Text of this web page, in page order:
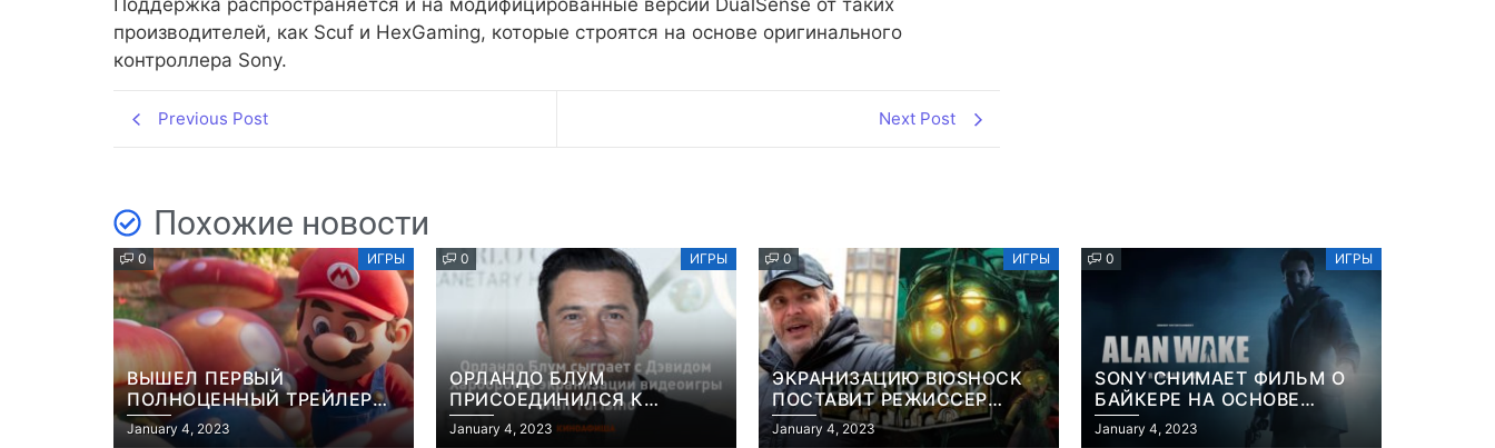
Поддержка распространяется и на модифицированные версии DualSense от таких
производителей, как Scuf и HexGaming, которые строятся на основе оригинального
контроллера Sony.
Previous Post Next Post
Похожие новости
0 ИГРЫ
ВЫШЕЛ ПЕРВЫЙ
ПОЛНОЦЕННЫЙ ТРЕЙЛЕР
МУЛЬТФИЛЬМА “МАРИО”
January 4, 2023
0 ИГРЫ
ОРЛАНДО БЛУМ
ПРИСОЕДИНИЛСЯ К
ЭКРАНИЗАЦИИ ВИДЕОИГРЫ
GRAN TURISMO
January 4, 2023
0 ИГРЫ
ЭКРАНИЗАЦИЮ BIOSHOCK
ПОСТАВИТ РЕЖИССЕР
«КОНСТАНТИНА» И
«ГОЛОДНЫХ ИГР»
January 4, 2023
0 ИГРЫ
SONY СНИМАЕТ ФИЛЬМ О
БАЙКЕРЕ НА ОСНОВЕ
ИЗВЕСТНОЙ ВИДЕОИГРЫ
January 4, 2023